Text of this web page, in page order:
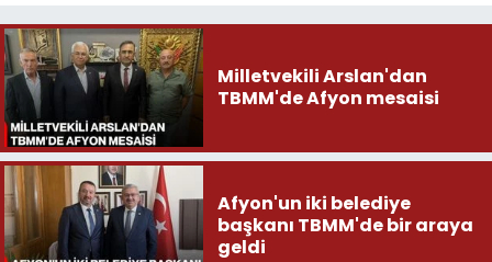
Milletvekili Arslan'dan
TBMM'de Afyon mesaisi
Afyon'un iki belediye
başkanı TBMM'de bir araya
geldi